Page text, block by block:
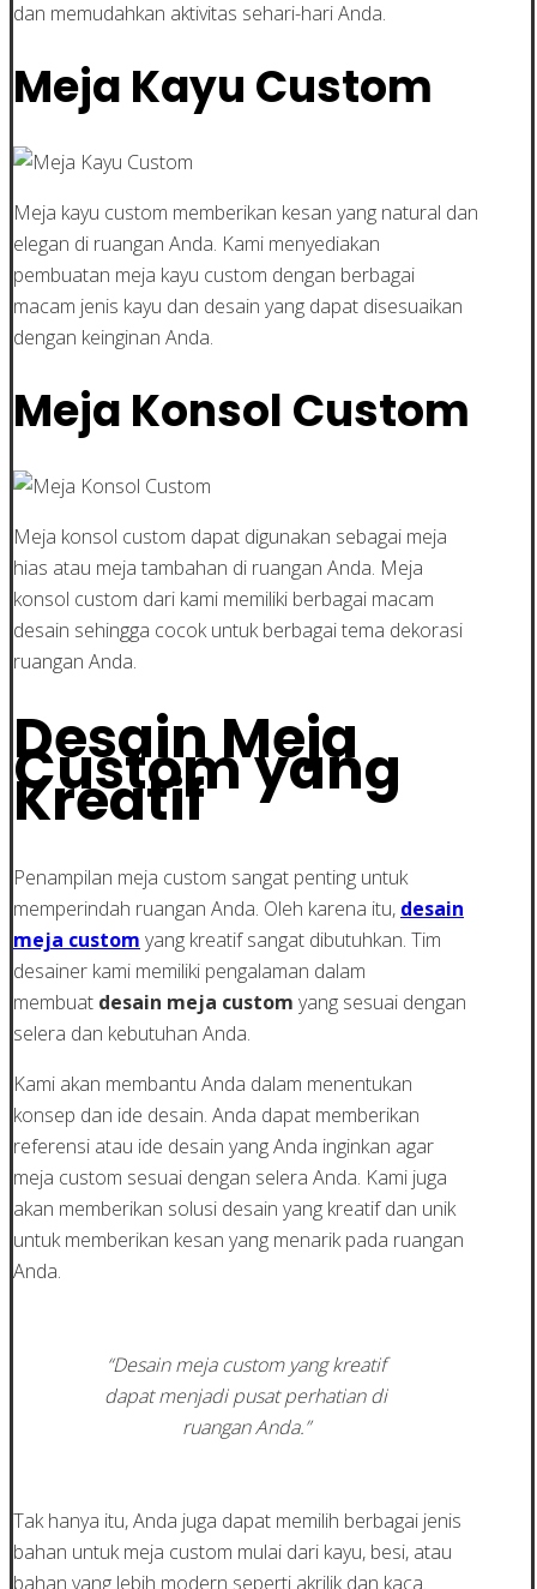
dan memudahkan aktivitas sehari-hari Anda.
Meja Kayu Custom
Meja kayu custom memberikan kesan yang natural dan
elegan di ruangan Anda. Kami menyediakan
pembuatan meja kayu custom dengan berbagai
macam jenis kayu dan desain yang dapat disesuaikan
dengan keinginan Anda.
Meja Konsol Custom
Meja konsol custom dapat digunakan sebagai meja
hias atau meja tambahan di ruangan Anda. Meja
konsol custom dari kami memiliki berbagai macam
desain sehingga cocok untuk berbagai tema dekorasi
ruangan Anda.
Desain Meja
Custom yang
Kreatif
Penampilan meja custom sangat penting untuk
memperindah ruangan Anda. Oleh karena itu, desain
meja custom yang kreatif sangat dibutuhkan. Tim
desainer kami memiliki pengalaman dalam
membuat desain meja custom yang sesuai dengan
selera dan kebutuhan Anda.
Kami akan membantu Anda dalam menentukan
konsep dan ide desain. Anda dapat memberikan
referensi atau ide desain yang Anda inginkan agar
meja custom sesuai dengan selera Anda. Kami juga
akan memberikan solusi desain yang kreatif dan unik
untuk memberikan kesan yang menarik pada ruangan
Anda.
“Desain meja custom yang kreatif
dapat menjadi pusat perhatian di
ruangan Anda.”
Tak hanya itu, Anda juga dapat memilih berbagai jenis
bahan untuk meja custom mulai dari kayu, besi, atau
bahan yang lebih modern seperti akrilik dan kaca.